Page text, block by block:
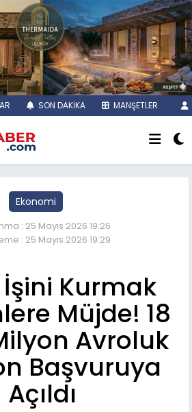
SON DAKİKA MANŞETLER
Ekonomi
: 25 Mayıs 2026 19:26
: 25 Mayıs 2026 19:29
Kurmak
Müjde! 18
Avroluk
Başvuruya
Açıldı